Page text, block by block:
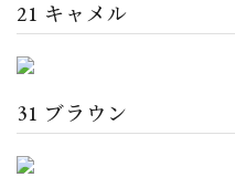
21 キャメル
31 ブラウン